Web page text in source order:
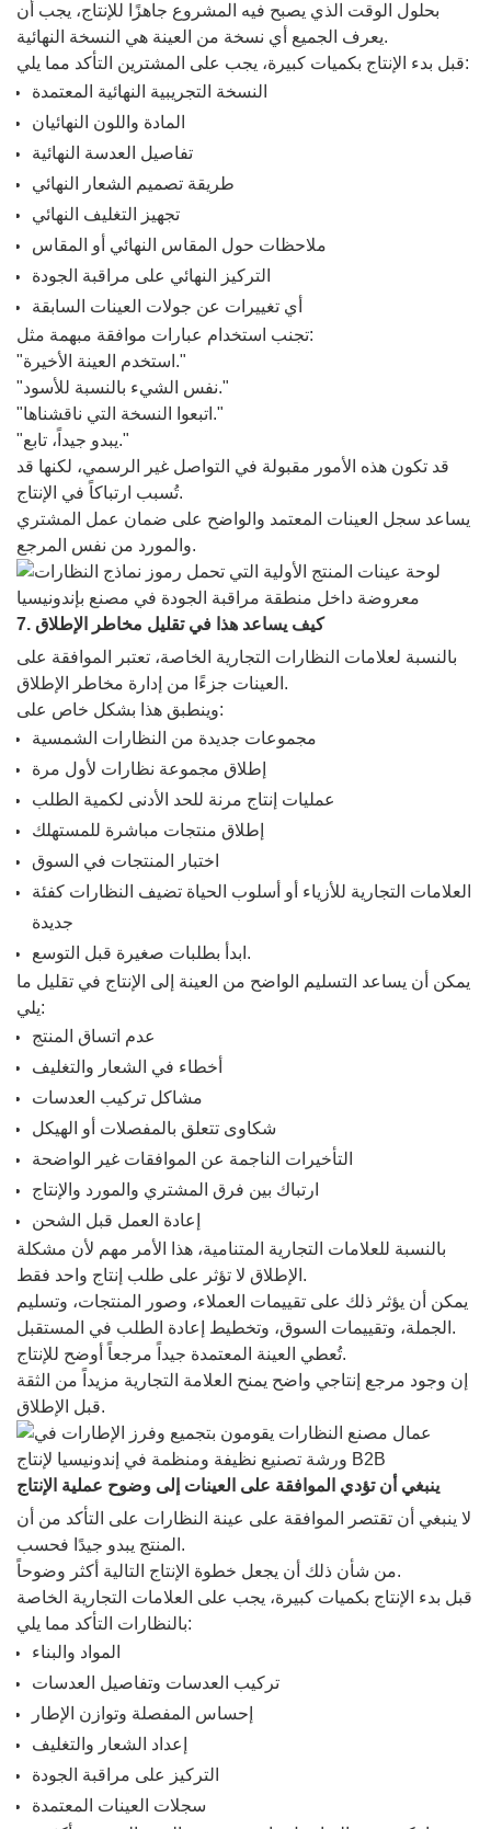
بحلول الوقت الذي يصبح فيه المشروع جاهزًا للإنتاج، يجب أن
يعرف الجميع أي نسخة من العينة هي النسخة النهائية.
قبل بدء الإنتاج بكميات كبيرة، يجب على المشترين التأكد مما يلي:
النسخة التجريبية النهائية المعتمدة
المادة واللون النهائيان
تفاصيل العدسة النهائية
طريقة تصميم الشعار النهائي
تجهيز التغليف النهائي
ملاحظات حول المقاس النهائي أو المقاس
التركيز النهائي على مراقبة الجودة
أي تغييرات عن جولات العينات السابقة
تجنب استخدام عبارات موافقة مبهمة مثل:
"استخدم العينة الأخيرة."
"نفس الشيء بالنسبة للأسود."
"اتبعوا النسخة التي ناقشناها."
"يبدو جيداً، تابع."
قد تكون هذه الأمور مقبولة في التواصل غير الرسمي، لكنها قد
تُسبب ارتباكاً في الإنتاج.
يساعد سجل العينات المعتمد والواضح على ضمان عمل المشتري
والمورد من نفس المرجع.
7. كيف يساعد هذا في تقليل مخاطر الإطلاق
بالنسبة لعلامات النظارات التجارية الخاصة، تعتبر الموافقة على
العينات جزءًا من إدارة مخاطر الإطلاق.
وينطبق هذا بشكل خاص على:
مجموعات جديدة من النظارات الشمسية
إطلاق مجموعة نظارات لأول مرة
عمليات إنتاج مرنة للحد الأدنى لكمية الطلب
إطلاق منتجات مباشرة للمستهلك
اختبار المنتجات في السوق
العلامات التجارية للأزياء أو أسلوب الحياة تضيف النظارات كفئة
جديدة
ابدأ بطلبات صغيرة قبل التوسع.
يمكن أن يساعد التسليم الواضح من العينة إلى الإنتاج في تقليل ما
يلي:
عدم اتساق المنتج
أخطاء في الشعار والتغليف
مشاكل تركيب العدسات
شكاوى تتعلق بالمفصلات أو الهيكل
التأخيرات الناجمة عن الموافقات غير الواضحة
ارتباك بين فرق المشتري والمورد والإنتاج
إعادة العمل قبل الشحن
بالنسبة للعلامات التجارية المتنامية، هذا الأمر مهم لأن مشكلة
الإطلاق لا تؤثر على طلب إنتاج واحد فقط.
يمكن أن يؤثر ذلك على تقييمات العملاء، وصور المنتجات، وتسليم
الجملة، وتقييمات السوق، وتخطيط إعادة الطلب في المستقبل.
تُعطي العينة المعتمدة جيداً مرجعاً أوضح للإنتاج.
إن وجود مرجع إنتاجي واضح يمنح العلامة التجارية مزيداً من الثقة
قبل الإطلاق.
ينبغي أن تؤدي الموافقة على العينات إلى وضوح عملية الإنتاج
لا ينبغي أن تقتصر الموافقة على عينة النظارات على التأكد من أن
المنتج يبدو جيدًا فحسب.
من شأن ذلك أن يجعل خطوة الإنتاج التالية أكثر وضوحاً.
قبل بدء الإنتاج بكميات كبيرة، يجب على العلامات التجارية الخاصة
بالنظارات التأكد مما يلي:
المواد والبناء
تركيب العدسات وتفاصيل العدسات
إحساس المفصلة وتوازن الإطار
إعداد الشعار والتغليف
التركيز على مراقبة الجودة
سجلات العينات المعتمدة